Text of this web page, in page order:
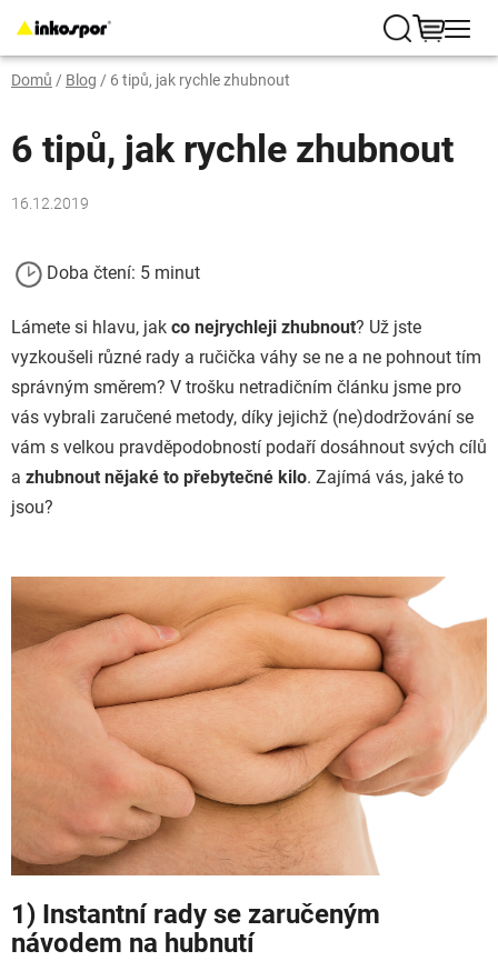
na
obsah
Hledat
Domů / Blog / 6 tipů, jak rychle zhubnout
6 tipů, jak rychle zhubnout
16.12.2019
Doba čtení: 5 minut
Lámete si hlavu, jak co nejrychleji zhubnout? Už jste
vyzkoušeli různé rady a ručička váhy se ne a ne pohnout tím
správným směrem? V trošku netradičním článku jsme pro
vás vybrali zaručené metody, díky jejichž (ne)dodržování se
vám s velkou pravděpodobností podaří dosáhnout svých cílů
a zhubnout nějaké to přebytečné kilo. Zajímá vás, jaké to
jsou?
1) Instantní rady se zaručeným
návodem na hubnutí